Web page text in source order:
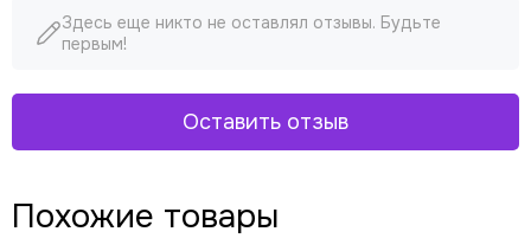
Здесь еще никто не оставлял отзывы. Будьте
первым!
Оставить отзыв
Похожие товары